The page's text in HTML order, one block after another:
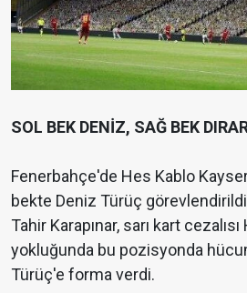
SOL BEK DENİZ, SAĞ BEK
Fenerbahçe'de Hes Kablo
bekte Deniz Türüç
Tahir Karapınar, sarı kart cezalısı
yokluğunda bu pozisyonda
Türüç'e forma verdi.